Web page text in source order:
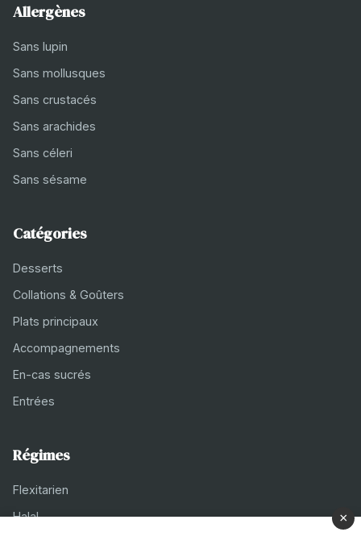
Allergènes
Sans lupin
Sans mollusques
Sans crustacés
Sans arachides
Sans céleri
Sans sésame
Catégories
Desserts
Collations & Goûters
Plats principaux
Accompagnements
En-cas sucrés
Entrées
Régimes
Flexitarien
Halal
×